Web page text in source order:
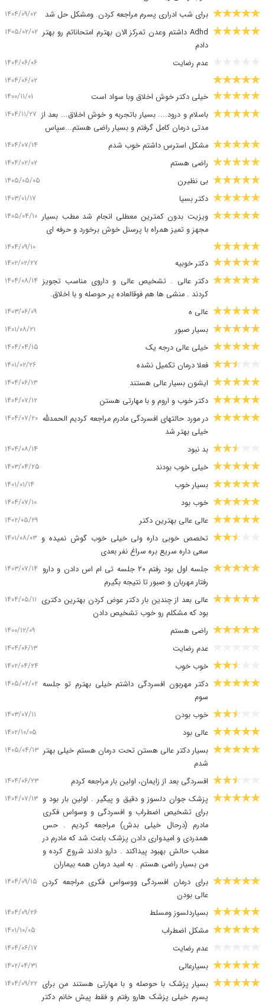
برای شب ادراری پسرم مراجعه کردن. ومشکل حل شد ۱۴۰۴/۰۹/۰۲
Adhd داشتم وعدن تمرکز الان بهترم امتحاناتم رو بهتر
دادم
۱۴۰۵/۰۲/۰۲
عدم رضایت
۱۴۰۴/۰۶/۰۶
۱۴۰۴/۰۶/۰۲
خیلی دکتر خوش اخلاق وبا سواد است ۱۴۰۰/۱۱/۰۱
باسلام و درود.... بسیار باتجربه و خوش اخلاق... بعد از
مدتی درمان کامل گرفتم و بسیار راضی هستم...سپاس
۱۴۰۴/۱۱/۲۷
مشکل استرس داشتم خوب شدم ۱۴۰۴/۰۷/۱۴
راضی هستم ۱۴۰۴/۰۲/۰۲
بی نظیرن️ ۱۴۰۵/۰۵/۰۵
دکتر بسیا ۱۴۰۳/۰۱/۱۷
ویزیت بدون کمترین معطلی انجام شد مطب بسیار
مجهز و تمیز همراه با پرسنل خوش برخورد و حرفه ای
۱۴۰۵/۰۴/۱۰
۱۴۰۴/۰۹/۱۰
دکتر خوبیه ۱۴۰۲/۰۲/۲۷
دکتر عالی . تشخیص عالی و داروی مناسب تجویز
کردند . منشی ها هم فوقالعاده پر حوصله و با اخلاق.
۱۴۰۴/۰۸/۱۴
عالی ه ۱۴۰۳/۰۶/۰۹
بسیار صبور ۱۴۰۱/۰۸/۲۱
خیلی عالی درجه یک ۱۴۰۴/۰۴/۱۵
فعلا درمان تکمیل نشده ۱۴۰۱/۰۲/۲۶
ایشون بسیار عالی هستند ۱۴۰۴/۰۶/۱۳
دکتر خوب و اروم و با مهارتی هستن ۱۴۰۴/۰۷/۱۲
در مورد حالتهای افسردگی مادرم مراجعه کردیم الحمدلله
خیلی بهتر شد
۱۴۰۴/۰۷/۲۰
بد نبود ۱۴۰۴/۰۸/۱۴
خیلی خوب بودند ۱۴۰۳/۰۴/۲۵
بسیار خوب ۱۴۰۱/۰۱/۱۴
خوب بود ۱۴۰۴/۰۷/۱۰
عالی عالی بهترین دکتر ۱۴۰۲/۰۵/۲۹
تخصص خوبی داره ولی خیلی خوب گوش نمیده و
سعی داره سریع بره سراغ نفر بعدی
۱۴۰۱/۰۸/۰۳
جلسه اول بود رفتم ۲۰ جلسه تی ام اس دادن و دارو
رفتار مهربان و صبور تا نتیجه بگیرم
۱۴۰۳/۰۷/۱۴
عالی بعد از چندین بار دکتر عوض کردن بهترین دکتری
بود که مشکلم رو خوب تشخیص دادن
۱۴۰۴/۰۵/۱۱
راضی هستم ۱۴۰۰/۱۲/۰۹
عدم رضایت ۱۴۰۴/۰۶/۱۳
خوب خوب ۱۴۰۲/۰۴/۲۴
دکتر مهربون افسردگی داشتم خیلی بهترم تو جلسه
سوم
۱۴۰۵/۰۲/۰۲
خوب بودن ۱۴۰۳/۰۷/۱۱
عالی بود ۱۴۰۲/۱۰/۰۵
بسیار دکتر عالی هستن تحت درمان هستم خیلی بهتر
شدم
۱۴۰۵/۰۴/۱۳
افسردگی بعد از زایمان، اولین بار مراجعه کردم ۱۴۰۴/۰۶/۲۳
پزشک جوان دلسوز و دقیق و پیگیر . اولین بار بود و
برای تشخیص اضطراب و افسردگی و وسواس فکری
مادرم (درحال خیلی بدش) مراجعه کردیم . حس
همدردی و امیدواری دادن پزشک باعث شد که مادرم در
مطب حالش بهبود پیداکند . دارو دادند شروع کرده و
من بسیار راضی هستم . به امید درمان همه بیماران
۱۴۰۴/۰۷/۱۳
برای درمان افسردگی ووسواس فکری مراجعه کردن
عالی بودن
۱۴۰۴/۰۹/۱۵
بسیاردلسوز ومسلط ۱۴۰۴/۰۹/۲۶
مشکل اضطراب ۱۴۰۱/۱۰/۰۵
عدم رضایت ۱۴۰۴/۰۶/۱۷
بسیارعالی ۱۴۰۲/۰۴/۳۱
بسیار پزشک با حوصله و با مهارتی هستند من برای
پسرم خیلی پزشک هارو رفتم و فقط پیش خانم دکتر
۱۴۰۴/۰۹/۲۲